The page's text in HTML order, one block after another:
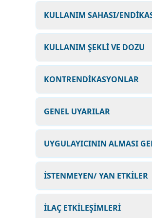
KULLANIM SAHASI/
KULLANIM ŞEKLİ VE DOZU
KONTRENDİKASYONLAR
GENEL UYARILAR
UYGULAYICININ ALMASI
İSTENMEYEN/ YAN ETKİLER
İLAÇ ETKİLEŞİMLERİ